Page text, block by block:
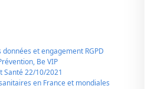
et engagement RGPD
Be VIP
Santé 22/10/2021
en France et mondiales